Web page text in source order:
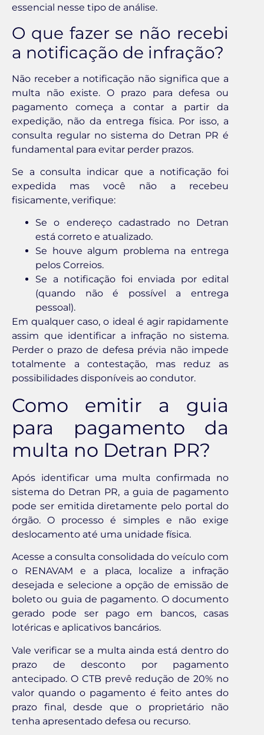
essencial nesse tipo de análise.
O que fazer se não recebi
a notificação de infração?
Não receber a notificação não significa que a
multa não existe. O prazo para defesa ou
pagamento começa a contar a partir da
expedição, não da entrega física. Por isso, a
consulta regular no sistema do Detran PR é
fundamental para evitar perder prazos.
Se a consulta indicar que a notificação foi
expedida mas você não a recebeu
fisicamente, verifique:
Se o endereço cadastrado no Detran
está correto e atualizado.
Se houve algum problema na entrega
pelos Correios.
Se a notificação foi enviada por edital
(quando não é possível a entrega
pessoal).
Em qualquer caso, o ideal é agir rapidamente
assim que identificar a infração no sistema.
Perder o prazo de defesa prévia não impede
totalmente a contestação, mas reduz as
possibilidades disponíveis ao condutor.
Como emitir a guia
para pagamento da
multa no Detran PR?
Após identificar uma multa confirmada no
sistema do Detran PR, a guia de pagamento
pode ser emitida diretamente pelo portal do
órgão. O processo é simples e não exige
deslocamento até uma unidade física.
Acesse a consulta consolidada do veículo com
o RENAVAM e a placa, localize a infração
desejada e selecione a opção de emissão de
boleto ou guia de pagamento. O documento
gerado pode ser pago em bancos, casas
lotéricas e aplicativos bancários.
Vale verificar se a multa ainda está dentro do
prazo de desconto por pagamento
antecipado. O CTB prevê redução de 20% no
valor quando o pagamento é feito antes do
prazo final, desde que o proprietário não
tenha apresentado defesa ou recurso.